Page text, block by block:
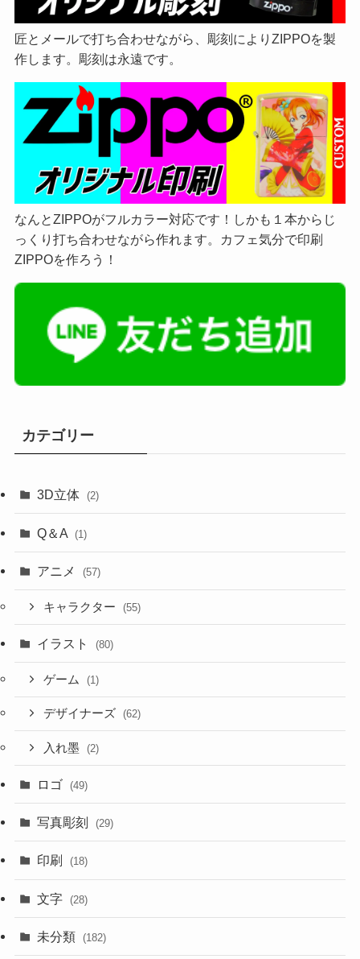
匠とメールで打ち合わせながら、彫刻によりZIPPOを製
作します。彫刻は永遠です。
なんとZIPPOがフルカラー対応です！しかも１本からじ
っくり打ち合わせながら作れます。カフェ気分で印刷
ZIPPOを作ろう！
カテゴリー
3D立体 (2)
Q＆A (1)
アニメ (57)
キャラクター (55)
イラスト (80)
ゲーム (1)
デザイナーズ (62)
入れ墨 (2)
ロゴ (49)
写真彫刻 (29)
印刷 (18)
文字 (28)
未分類 (182)